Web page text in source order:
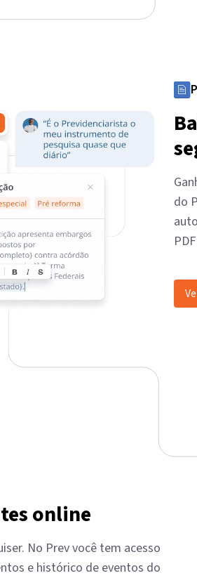
do
online
No Prev você tem acesso
e histórico de eventos do